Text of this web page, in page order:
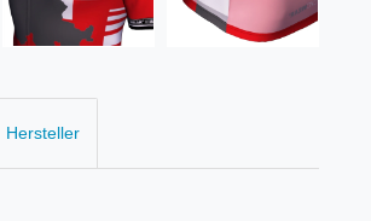
Hersteller